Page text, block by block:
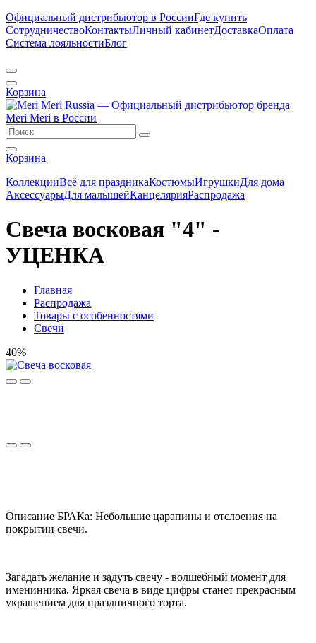
Официальный дистрибьютор в РоссииГде купить
СотрудничествоКонтактыЛичный кабинетДоставкаОплата
Система лояльностиБлог
Корзина
Корзина
КоллекцииВсё для праздникаКостюмыИгрушкиДля дома
АксессуарыДля малышейКанцелярияРаспродажа
Свеча восковая "4" -
УЦЕНКА
Главная
Распродажа
Товары с особенностями
Свечи
40%
Описание БРАКа: Небольшие царапины и отслоения на
покрытии свечи.
Загадать желание и задуть свечу - волшебный момент для
именинника. Яркая свеча в виде цифры станет прекрасным
украшением для праздничного торта.